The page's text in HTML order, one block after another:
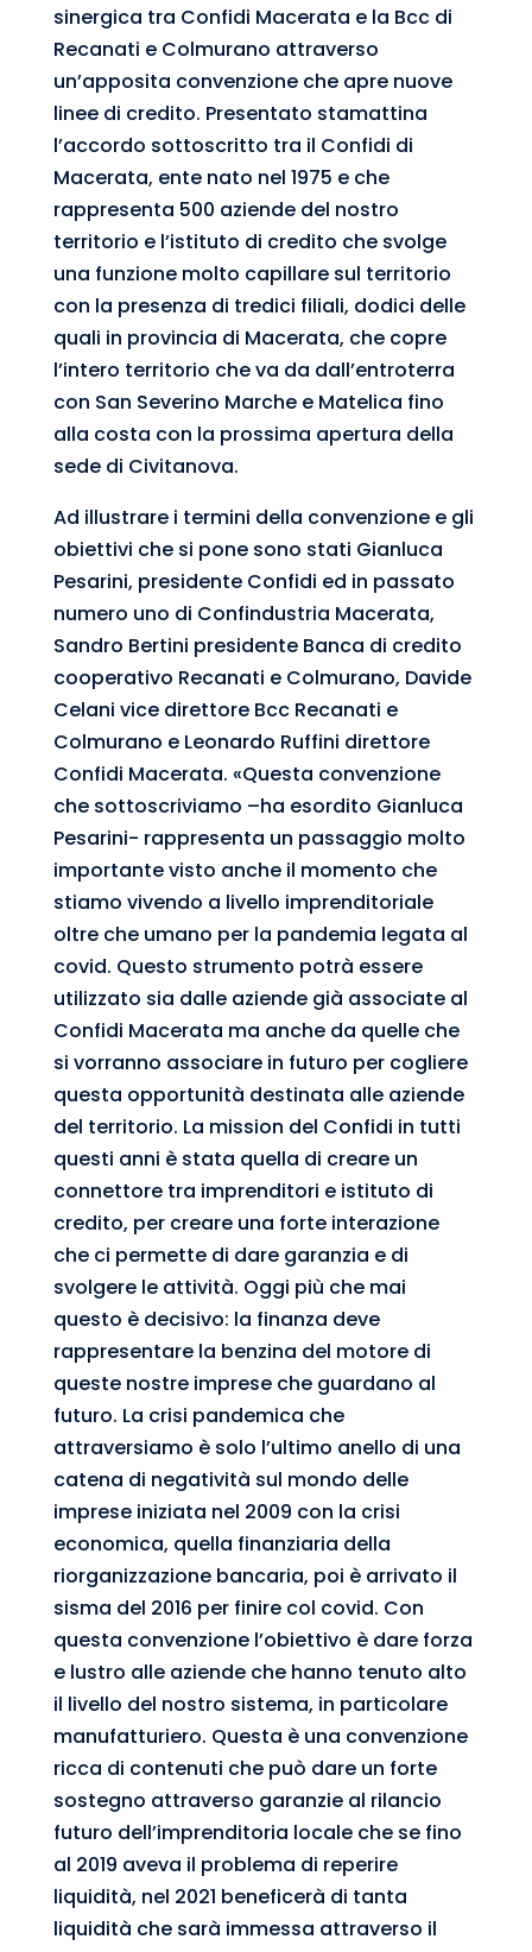
sinergica tra Confidi Macerata e la Bcc di
Recanati e Colmurano attraverso
un’apposita convenzione che apre nuove
linee di credito. Presentato stamattina
l’accordo sottoscritto tra il Confidi di
Macerata, ente nato nel 1975 e che
rappresenta 500 aziende del nostro
territorio e l’istituto di credito che svolge
una funzione molto capillare sul territorio
con la presenza di tredici filiali, dodici delle
quali in provincia di Macerata, che copre
l’intero territorio che va da dall’entroterra
con San Severino Marche e Matelica fino
alla costa con la prossima apertura della
sede di Civitanova.
Ad illustrare i termini della convenzione e gli
obiettivi che si pone sono stati Gianluca
Pesarini, presidente Confidi ed in passato
numero uno di Confindustria Macerata,
Sandro Bertini presidente Banca di credito
cooperativo Recanati e Colmurano, Davide
Celani vice direttore Bcc Recanati e
Colmurano e Leonardo Ruffini direttore
Confidi Macerata. «Questa convenzione
che sottoscriviamo –ha esordito Gianluca
Pesarini- rappresenta un passaggio molto
importante visto anche il momento che
stiamo vivendo a livello imprenditoriale
oltre che umano per la pandemia legata al
covid. Questo strumento potrà essere
utilizzato sia dalle aziende già associate al
Confidi Macerata ma anche da quelle che
si vorranno associare in futuro per cogliere
questa opportunità destinata alle aziende
del territorio. La mission del Confidi in tutti
questi anni è stata quella di creare un
connettore tra imprenditori e istituto di
credito, per creare una forte interazione
che ci permette di dare garanzia e di
svolgere le attività. Oggi più che mai
questo è decisivo: la finanza deve
rappresentare la benzina del motore di
queste nostre imprese che guardano al
futuro. La crisi pandemica che
attraversiamo è solo l’ultimo anello di una
catena di negatività sul mondo delle
imprese iniziata nel 2009 con la crisi
economica, quella finanziaria della
riorganizzazione bancaria, poi è arrivato il
sisma del 2016 per finire col covid. Con
questa convenzione l’obiettivo è dare forza
e lustro alle aziende che hanno tenuto alto
il livello del nostro sistema, in particolare
manufatturiero. Questa è una convenzione
ricca di contenuti che può dare un forte
sostegno attraverso garanzie al rilancio
futuro dell’imprenditoria locale che se fino
al 2019 aveva il problema di reperire
liquidità, nel 2021 beneficerà di tanta
liquidità che sarà immessa attraverso il